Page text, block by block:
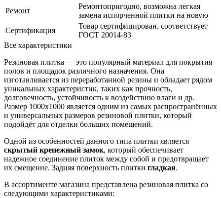
Ремонт
Ремонтопригодно, возможна легкая
замена испорченной плитки на новую
Сертификация
Товар сертифицирован, соответствует
ГОСТ 20014-83
Все характеристики
Резиновая плитка — это популярный материал для покрытия
полов и площадок различного назначения. Она
изготавливается из переработанной резины и обладает рядом
уникальных характеристик, таких как прочность,
долговечность, устойчивость к воздействию влаги и др.
Размер 1000x1000 является одним из самых распространённых
и универсальных размеров резиновой плитки, который
подойдёт для отделки больших помещений.
Одной из особенностей данного типа плитки является
скрытый крепежный замок, который обеспечивает
надежное соединение плиток между собой и предотвращает
их смещение. Задняя поверхность плитки гладкая.
В ассортименте магазина представлена резиновая плитка со
следующими характеристиками: